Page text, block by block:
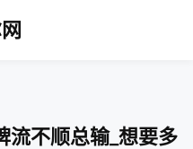
流不顺总输_想要多